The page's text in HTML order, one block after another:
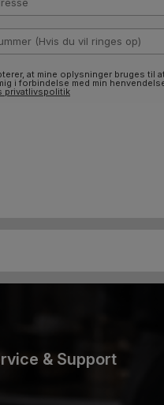
at mine oplysninger bruges til at
i forbindelse med min
privatlivspolitik
& Support